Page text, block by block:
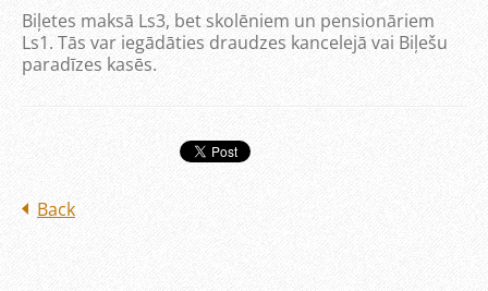
Biļetes maksā Ls3, bet skolēniem un pensionāriem
Ls1. Tās var iegādāties draudzes kancelejā vai Biļešu
paradīzes kasēs.
Back